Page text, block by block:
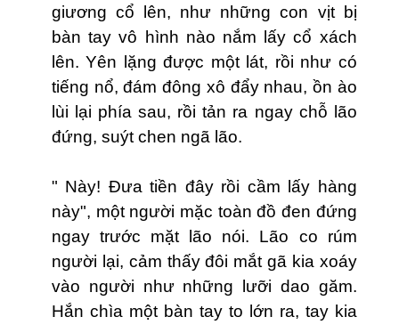
giương cổ lên, như những con vịt bị
bàn tay vô hình nào nắm lấy cổ xách
lên. Yên lặng được một lát, rồi như có
tiếng nổ, đám đông xô đẩy nhau, ồn ào
lùi lại phía sau, rồi tản ra ngay chỗ lão
đứng, suýt chen ngã lão.
" Này! Đưa tiền đây rồi cầm lấy hàng
này", một người mặc toàn đồ đen đứng
ngay trước mặt lão nói. Lão co rúm
người lại, cảm thấy đôi mắt gã kia xoáy
vào người như những lưỡi dao găm.
Hắn chìa một bàn tay to lớn ra, tay kia